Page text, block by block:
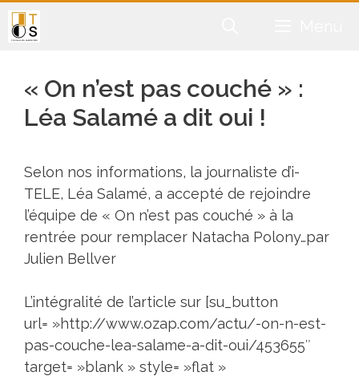
Aller
au
« On n’est pas couché » :
Léa Salamé a dit oui !
Selon nos informations, la journaliste d’i-
TELE, Léa Salamé, a accepté de rejoindre
l’équipe de « On n’est pas couché » à la
rentrée pour remplacer Natacha Polony…par
Julien Bellver
L’intégralité de l’article sur [su_button
url= »http://www.ozap.com/actu/-on-n-est-
pas-couche-lea-salame-a-dit-oui/453655″
target= »blank » style= »flat »